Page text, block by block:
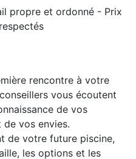
propre et ordonné - Prix
rencontre à votre
vous écoutent
de vos
vos envies.
de votre future piscine,
les options et les